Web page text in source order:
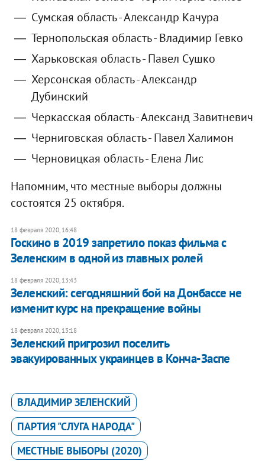
Сумская область - Александр Качура
Тернопольская область - Владимир Гевко
Харьковская область - Павел Сушко
Херсонская область - Александр
Дубинский
Черкасская область - Александ Завитневич
Черниговская область - Павел Халимон
Черновицкая область - Елена Лис
Напомним, что местные выборы должны
состоятся 25 октября.
18 февраля 2020, 16:48
Госкино в 2019 запретило показ фильма с
Зеленским в одной из главных ролей
18 февраля 2020, 13:43
Зеленский: сегодняшний бой на Донбассе не
изменит курс на прекращение войны
18 февраля 2020, 13:18
Зеленский пригрозил поселить
эвакуированных украинцев в Конча-Заспе
ВЛАДИМИР ЗЕЛЕНСКИЙ
ПАРТИЯ "СЛУГА НАРОДА"
МЕСТНЫЕ ВЫБОРЫ (2020)